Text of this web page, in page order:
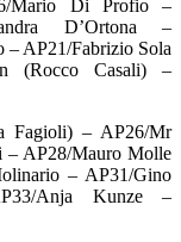
Mario Di Profio –
D’Ortona –
– AP21/Fabrizio Sola
(Rocco Casali) –
Fagioli) – AP26/Mr
– AP28/Mauro Molle
– AP31/Gino
Anja Kunze –